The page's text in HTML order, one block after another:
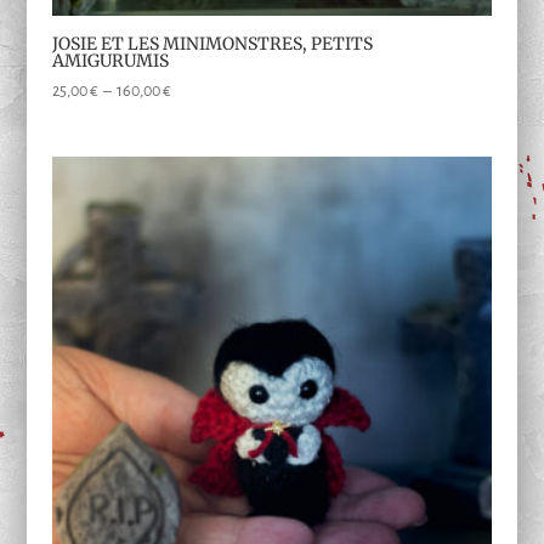
JOSIE ET LES MINIMONSTRES, PETITS
AMIGURUMIS
25,00€ – 160,00€Plage